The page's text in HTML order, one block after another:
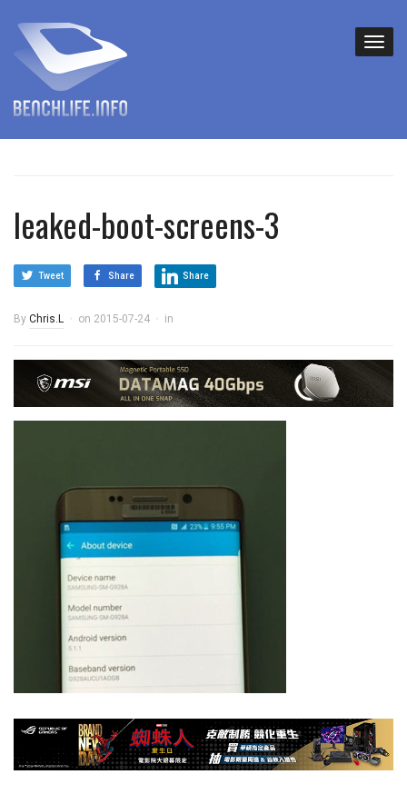
leaked-boot-screens-3
Tweet Share Share
By Chris.L on 2015-07-24 in